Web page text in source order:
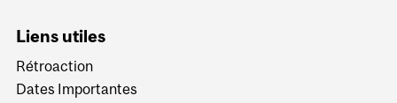
Liens utiles
Rétroaction
Dates Importantes